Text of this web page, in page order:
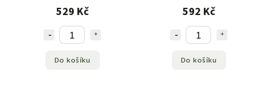
529 Kč
Do košíku
592 Kč
Do košíku